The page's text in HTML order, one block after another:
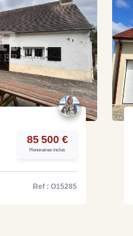
85 500 €
Honoraires inclus
Ref : O15285